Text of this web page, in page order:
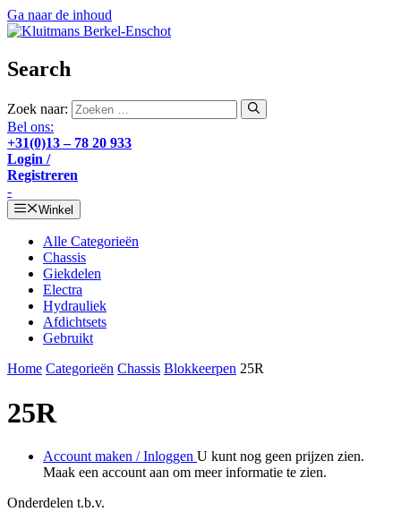
Ga naar de inhoud
Search
Zoek naar:
Bel ons:
+31(0)13 – 78 20 933
Login /
Registreren
-
Winkel
Alle Categorieën
Chassis
Giekdelen
Electra
Hydrauliek
Afdichtsets
Gebruikt
Home Categorieën Chassis Blokkeerpen 25R
25R
Account maken / Inloggen U kunt nog geen prijzen zien.
Maak een account aan om meer informatie te zien.
Onderdelen t.b.v.